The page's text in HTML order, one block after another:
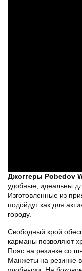
Джоггеры Pobedov
удобные, идеальны
Изготовленные из
подойдут как для
городу.
Свободный крой
карманы позволяют
Пояс на резинке со
Манжеты на резинке